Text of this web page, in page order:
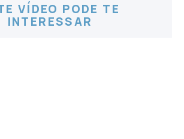
VÍDEO PODE TE
INTERESSAR